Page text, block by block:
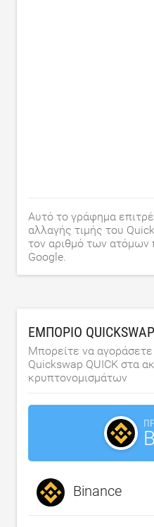
Αυτό το γράφημα
αλλαγής τιμής του
τον αριθμό των ατόμων
Google.
ΕΜΠΌΡΙΟ
Μπορείτε να
Quickswap QUICK στα
κρυπτονομισμάτων
Binance